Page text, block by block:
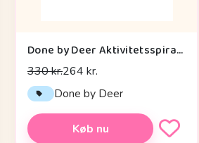
Done by Deer Aktivitetsspiral - Celebration - Blå
330 kr.264 kr.
Done by Deer
Køb nu